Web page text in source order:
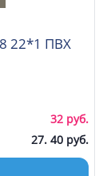
32 руб.
27. 40 руб.